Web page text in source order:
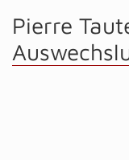
Pierre